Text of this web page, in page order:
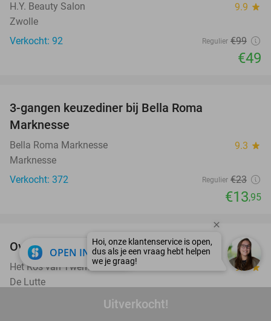
Uitverkocht!
H.Y. Beauty Salon 9.9 star
Zwolle
Verkocht: 92
Regulier €99
€49
3-gangen keuzediner bij Bella Roma
Marknesse
Bella Roma Marknesse 9.3 star
Marknesse
Verkocht: 372
Regulier €23
€13,95
47%
Overnachting voor 2 + ontbijt in Twente
Het Ros van Twente 9.8star
De Lutte
OPEN IN APP close